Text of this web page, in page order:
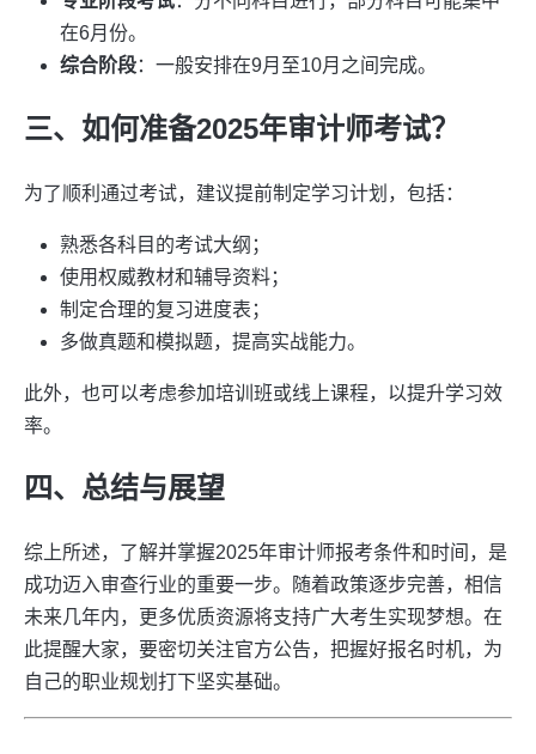
在6月份。
综合阶段：一般安排在9月至10月之间完成。
三、如何准备2025年审计师考试？
为了顺利通过考试，建议提前制定学习计划，包括：
熟悉各科目的考试大纲；
使用权威教材和辅导资料；
制定合理的复习进度表；
多做真题和模拟题，提高实战能力。
此外，也可以考虑参加培训班或线上课程，以提升学习效
率。
四、总结与展望
综上所述，了解并掌握2025年审计师报考条件和时间，是
成功迈入审查行业的重要一步。随着政策逐步完善，相信
未来几年内，更多优质资源将支持广大考生实现梦想。在
此提醒大家，要密切关注官方公告，把握好报名时机，为
自己的职业规划打下坚实基础。